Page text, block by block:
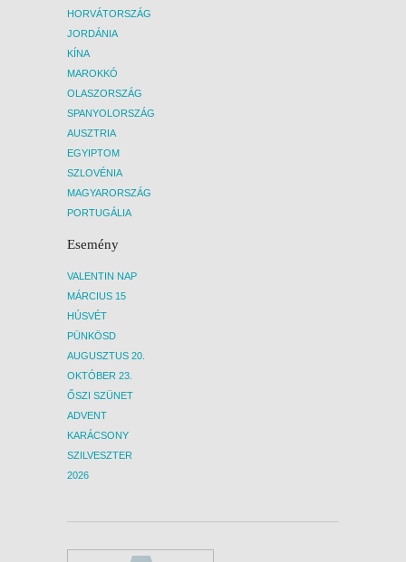
HORVÁTORSZÁG
JORDÁNIA
KÍNA
MAROKKÓ
OLASZORSZÁG
SPANYOLORSZÁG
AUSZTRIA
EGYIPTOM
SZLOVÉNIA
MAGYARORSZÁG
PORTUGÁLIA
Esemény
VALENTIN NAP
MÁRCIUS 15
HÚSVÉT
PÜNKÖSD
AUGUSZTUS 20.
OKTÓBER 23.
ŐSZI SZÜNET
ADVENT
KARÁCSONY
SZILVESZTER
2026